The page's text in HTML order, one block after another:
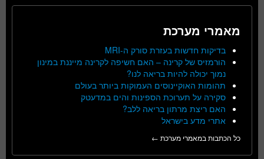
מאמרי מערכת
בדיקות חדשות בעזרת סורק ה-MRI
הורמזיס של קרינה – האם חשיפה לקרינה מייננת במינון
נמוך יכולה להיות בריאה לנו?
תהומות האוקיינוסים העמוקות ביותר בעולם
סקירה על תערוכת הספינות והים במדעטק
האם ריצת מרתון בריאה ללב?
אתרי מדע בישראל
כל הכתבות במאמרי מערכת ←